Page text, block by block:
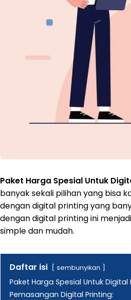
Paket Harga Spesial Untuk
banyak sekali pilihan yang bisa
dengandigital printingyang
dengan digital printing ini
simple dan mudah.
Daftar isi sembunyikan
Paket Harga Spesial Untuk Digital
Pemasangan Digital Printing: